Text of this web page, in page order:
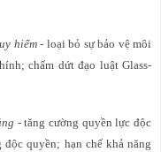
hiểm - loại bỏ sự bảo vệ môi
chấm dứt đạo luật Glass-
- tăng cường quyền lực độc
quyền; hạn chế khả năng